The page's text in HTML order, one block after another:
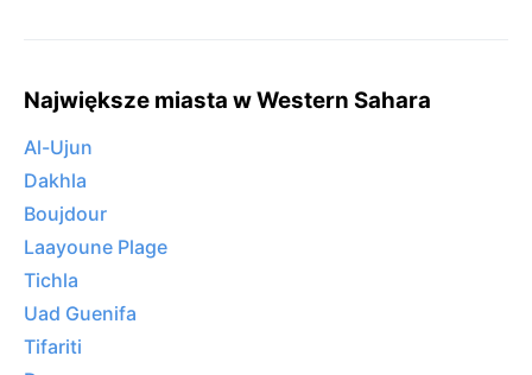
Największe miasta w Western Sahara
Al-Ujun
Dakhla
Boujdour
Laayoune Plage
Tichla
Uad Guenifa
Tifariti